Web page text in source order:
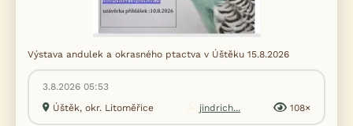
Výstava andulek a okrasného ptactva v Úštěku 15.8.2026
3.8.2026 05:53
Úštěk, okr. Litoměřice
jindrich... 108×